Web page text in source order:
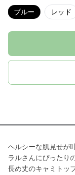
ブルー レッド
ヘルシーな肌見せが
ラルさんにぴったり
長め丈のキャミトッ